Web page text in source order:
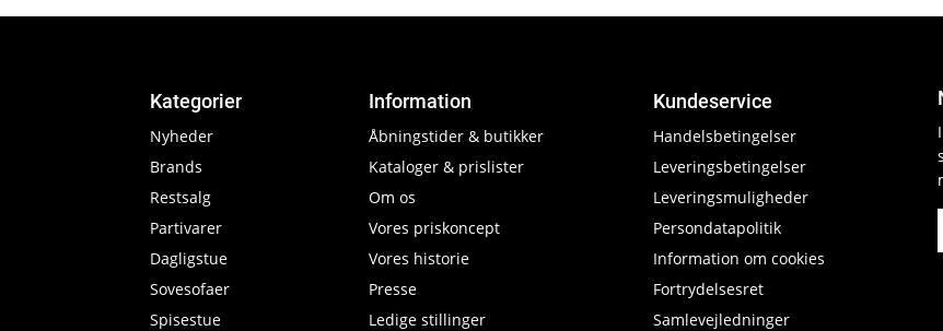
Kategorier
Nyheder
Brands
Restsalg
Partivarer
Dagligstue
Sovesofaer
Spisestue
Information
Åbningstider & butikker
Kataloger & prislister
Om os
Vores priskoncept
Vores historie
Presse
Ledige stillinger
Kundeservice
Handelsbetingelser
Leveringsbetingelser
Leveringsmuligheder
Persondatapolitik
Information om cookies
Fortrydelsesret
Samlevejledninger